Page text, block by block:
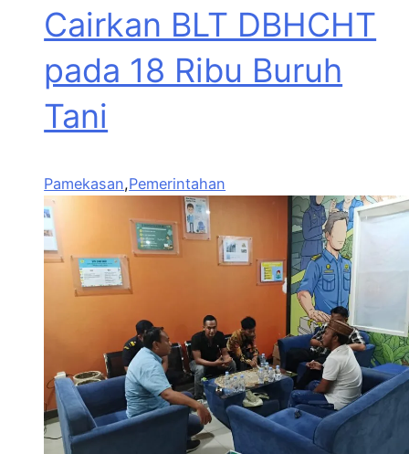
Cairkan BLT DBHCHT
pada 18 Ribu Buruh
Tani
Pamekasan,Pemerintahan